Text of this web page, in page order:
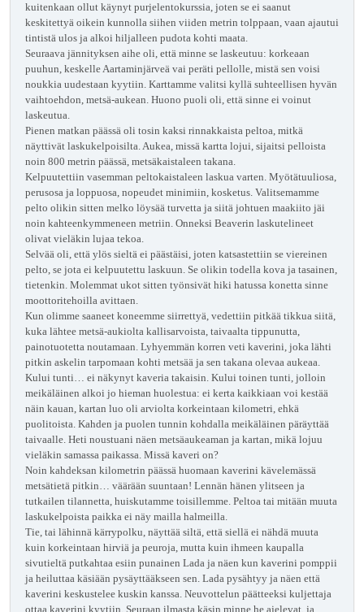
kuitenkaan ollut käynyt purjelentokurssia, joten se ei saanut
keskitettyä oikein kunnolla siihen viiden metrin tolppaan, vaan ajautui
tintistä ulos ja alkoi hiljalleen pudota kohti maata.
Seuraava jännityksen aihe oli, että minne se laskeutuu: korkeaan
puuhun, keskelle Aartaminjärveä vai peräti pellolle, mistä sen voisi
noukkia uudestaan kyytiin. Karttamme valitsi kyllä suhteellisen hyvän
vaihtoehdon, metsä-aukean. Huono puoli oli, että sinne ei voinut
laskeutua.
Pienen matkan päässä oli tosin kaksi rinnakkaista peltoa, mitkä
näyttivät laskukelpoisilta. Aukea, missä kartta lojui, sijaitsi pelloista
noin 800 metrin päässä, metsäkaistaleen takana.
Kelpuutettiin vasemman peltokaistaleen laskua varten. Myötätuuliosa,
perusosa ja loppuosa, nopeudet minimiin, kosketus. Valitsemamme
pelto olikin sitten melko löysää turvetta ja siitä johtuen maakiito jäi
noin kahteenkymmeneen metriin. Onneksi Beaverin laskutelineet
olivat vieläkin lujaa tekoa.
Selvää oli, että ylös sieltä ei päästäisi, joten katsastettiin se viereinen
pelto, se jota ei kelpuutettu laskuun. Se olikin todella kova ja tasainen,
tietenkin. Molemmat ukot sitten työnsivät hiki hatussa konetta sinne
moottoritehoilla avittaen.
Kun olimme saaneet koneemme siirrettyä, vedettiin pitkää tikkua siitä,
kuka lähtee metsä-aukiolta kallisarvoista, taivaalta tippunutta,
painotuotetta noutamaan. Lyhyemmän korren veti kaverini, joka lähti
pitkin askelin tarpomaan kohti metsää ja sen takana olevaa aukeaa.
Kului tunti… ei näkynyt kaveria takaisin. Kului toinen tunti, jolloin
meikäläinen alkoi jo hieman huolestua: ei kerta kaikkiaan voi kestää
näin kauan, kartan luo oli arviolta korkeintaan kilometri, ehkä
puolitoista. Kahden ja puolen tunnin kohdalla meikäläinen päräyttää
taivaalle. Heti noustuani näen metsäaukeaman ja kartan, mikä lojuu
vieläkin samassa paikassa. Missä kaveri on?
Noin kahdeksan kilometrin päässä huomaan kaverini kävelemässä
metsätietä pitkin… väärään suuntaan! Lennän hänen ylitseen ja
tutkailen tilannetta, huiskutamme toisillemme. Peltoa tai mitään muuta
laskukelpoista paikka ei näy mailla halmeilla.
Tie, tai lähinnä kärrypolku, näyttää siltä, että siellä ei nähdä muuta
kuin korkeintaan hirviä ja peuroja, mutta kuin ihmeen kaupalla
sivutieltä putkahtaa esiin punainen Lada ja näen kun kaverini pomppii
ja heiluttaa käsiään pysäyttääkseen sen. Lada pysähtyy ja näen että
kaverini keskustelee kuskin kanssa. Neuvottelun päätteeksi kuljettaja
ottaa kaverini kyytiin. Seuraan ilmasta käsin minne he ajelevat, ja